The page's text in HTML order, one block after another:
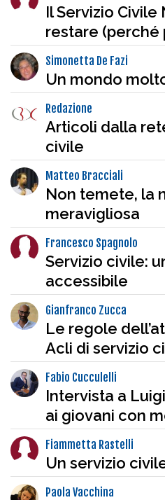
Il Servizio
restare (perché
Simonetta De Fazi
Un mondo
Redazione
Articoli dalla
civile
Matteo Bracciali
Non temete, la
meravigliosa
Francesco Spagnolo
Servizio civile:
accessibile
Gianfranco Zucca
Le regole
Acli di servizio
Fabio Cucculelli
Intervista a
ai giovani con
Fiammetta Rastelli
Un servizio
Paola Vacchina